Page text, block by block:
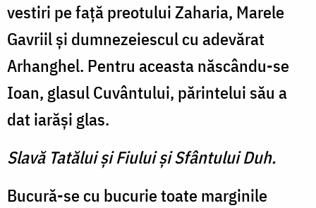
vestiri pe faţă preotului Zaharia, Marele
Gavriil şi dumnezeiescul cu adevărat
Arhanghel. Pentru aceasta născându-se
Ioan, glasul Cuvântului, părintelui său a
dat iarăşi glas.
Slavă Tatălui şi Fiului şi Sfântului Duh.
Bucură-se cu bucurie toate marginile